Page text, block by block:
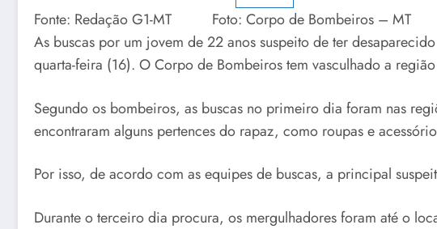
Fonte: Redação G1-MT Foto: Corpo de Bombeiros – MT
As buscas por um jovem de 22 anos suspeito de ter
quarta-feira (16). O Corpo de Bombeiros tem vasculhado a
Segundo os bombeiros, as buscas no primeiro dia foram nas
encontraram alguns pertences do rapaz, como roupas e
Por isso, de acordo com as equipes de buscas, a principal
Durante o terceiro dia procura, os mergulhadores foram até o